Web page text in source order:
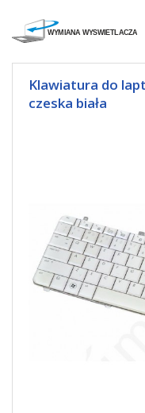
Klawiatura do
czeska biała